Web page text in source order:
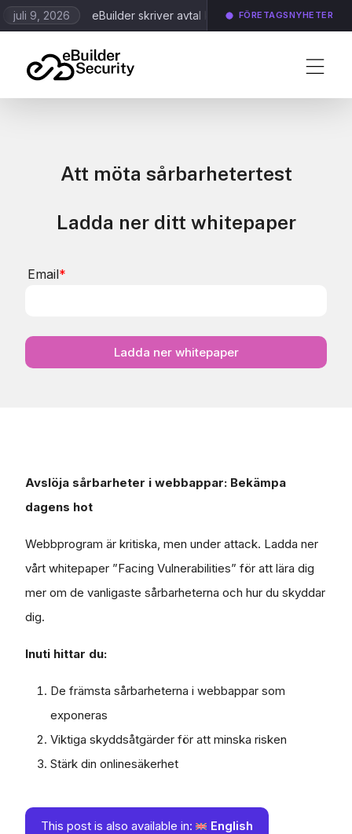
juli 9, 2026 eBuilder skriver avtal kring Application Scanning
FÖRETAGSNYHETER
Att möta sårbarhetertest
Ladda ner ditt whitepaper
Email*
Avslöja sårbarheter i webbappar: Bekämpa
dagens hot
Webbprogram är kritiska, men under attack. Ladda ner
vårt whitepaper ”Facing Vulnerabilities” för att lära dig
mer om de vanligaste sårbarheterna och hur du skyddar
dig.
Inuti hittar du:
De främsta sårbarheterna i webbappar som
exponeras
Viktiga skyddsåtgärder för att minska risken
Stärk din onlinesäkerhet
This post is also available in: English